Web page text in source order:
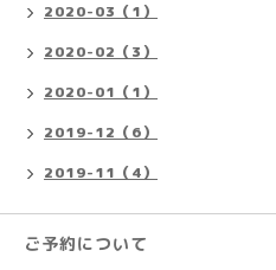
2020-03（1）
2020-02（3）
2020-01（1）
2019-12（6）
2019-11（4）
ご予約について